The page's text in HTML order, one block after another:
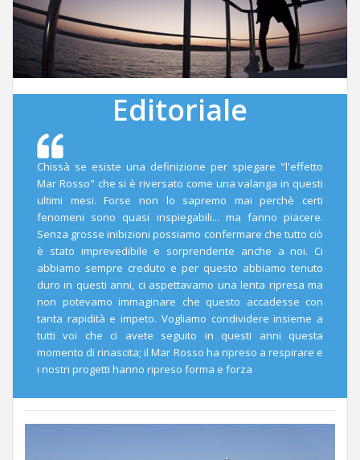
Editoriale
Chissà se esiste una definizione per spiegare "l'effetto
Mar Rosso" che si è riversato come una valanga in questi
ultimi mesi. Forse non lo sapremo mai perchè certi
fenomeni sono quasi inspiegabili... ma fanno piacere.
Senza grosse inibizioni possiamo confermare che tutto ciò
è stato imprevedibile e sorprendente anche a noi. Ci
abbiamo sempre creduto e per questo abbiamo tenuto
duro in questi anni, ci aspettavamo una lenta ripresa ma
non potevamo immaginare che questo accadesse con
tanta rapidità e impeto. Vogliamo condividere insieme a
tutti voi che ci avete seguito in questi anni questa
momento di rinascita; il Mar Rosso ha ripreso a respirare e
i nostri progetti hanno ripreso forma e forza